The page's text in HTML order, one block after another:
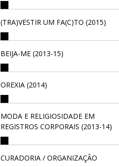
(TRA)VESTIR UM FA(C)TO (2015)
BEIJA-ME (2013-15)
OREXIA (2014)
MODA E RELIGIOSIDADE EM
REGISTROS CORPORAIS (2013-14)
CURADORIA / ORGANIZAÇÃO